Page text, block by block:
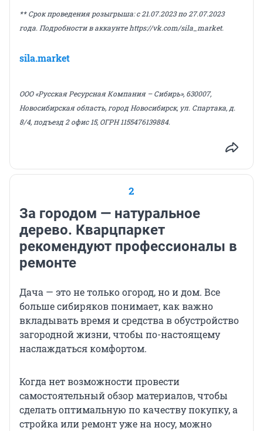
** Срок проведения розыгрыша: с 21.07.2023 по 27.07.2023
года. Подробности в аккаунте https://vk.com/sila_market.
sila.market
ООО «Русская Ресурсная Компания – Сибирь», 630007,
Новосибирская область, город Новосибирск, ул. Спартака, д.
8/4, подъезд 2 офис 15, ОГРН 1155476139884.
2
За городом — натуральное
дерево. Кварцпаркет
рекомендуют профессионалы в
ремонте
Дача — это не только огород, но и дом. Все
больше сибиряков понимает, как важно
вкладывать время и средства в обустройство
загородной жизни, чтобы по-настоящему
наслаждаться комфортом.
Когда нет возможности провести
самостоятельный обзор материалов, чтобы
сделать оптимальную по качеству покупку, а
стройка или ремонт уже на носу, можно